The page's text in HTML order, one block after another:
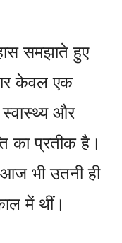
समझाते हुए
केवल एक
स्वास्थ्य और
का प्रतीक है।
भी उतनी ही
में थीं।